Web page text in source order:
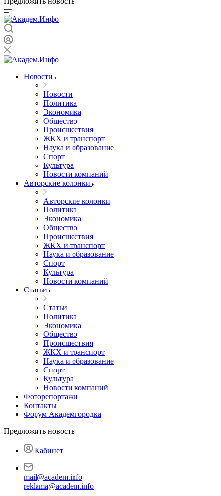
Новости
Новости
Политика
Экономика
Общество
Происшествия
ЖКХ и транспорт
Наука и образование
Спорт
Культура
Новости компаний
Авторские колонки
Авторские колонки
Политика
Экономика
Общество
Происшествия
ЖКХ и транспорт
Наука и образование
Спорт
Культура
Новости компаний
Статьи
Статьи
Политика
Экономика
Общество
Происшествия
ЖКХ и транспорт
Наука и образование
Спорт
Культура
Новости компаний
Фоторепортажи
Контакты
Форум Академгородка
Предложить новость
Кабинет
mail@academ.info
reklama@academ.info